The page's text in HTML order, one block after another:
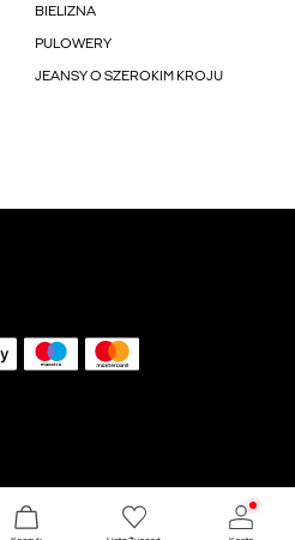
BIELIZNA
PULOWERY
JEANSY O SZEROKIM KROJU